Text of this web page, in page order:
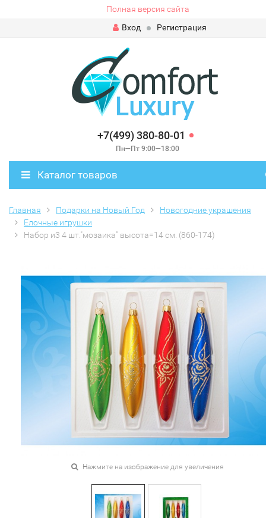
Полная версия сайта
Вход
Регистрация
+7(499) 380-80-01
Пн—Пт 9:00—18:00
Каталог товаров
Главная Подарки на Новый Год
Новогодние украшения
Елочные игрушки
Набор и3 4 шт."мозаика" высота=14 см. (860-174)
Нажмите на изображение для увеличения